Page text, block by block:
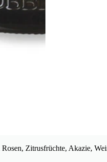
Zitrusfrüchte, Akazie,